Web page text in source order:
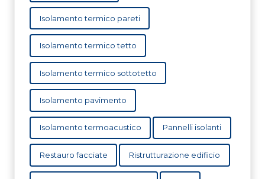
Isolamento termico pareti
Isolamento termico tetto
Isolamento termico sottotetto
Isolamento pavimento
Isolamento termoacustico Pannelli isolanti
Restauro facciate Ristrutturazione edificio